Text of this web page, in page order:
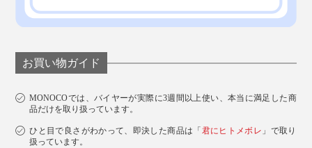
お買い物ガイド
MONOCOでは、バイヤーが実際に3週間以上使い、本当に満足した商
品だけを取り扱っています。
ひと目で良さがわかって、即決した商品は「 君にヒトメボレ 」で取り
扱っています。